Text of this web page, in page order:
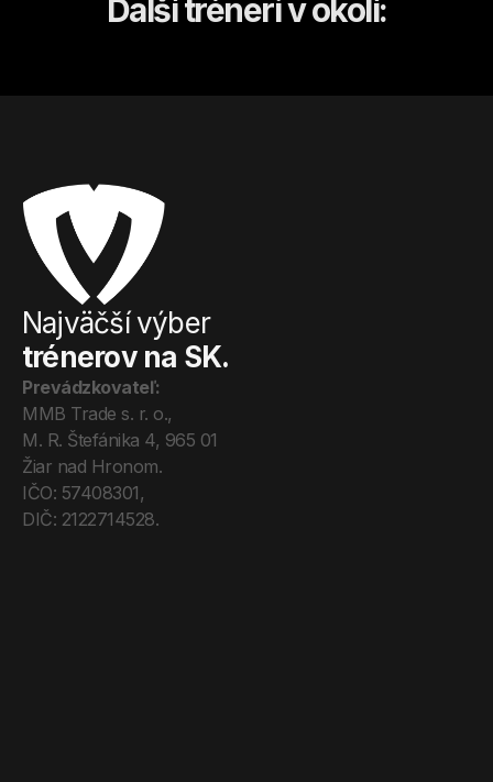
Ďalší tréneri v okolí:
Najväčší výber
trénerov na SK.
Prevádzkovateľ:
MMB Trade s. r. o.,
M. R. Štefánika 4, 965 01
Žiar nad Hronom.
IČO: 57408301,
DIČ: 2122714528.